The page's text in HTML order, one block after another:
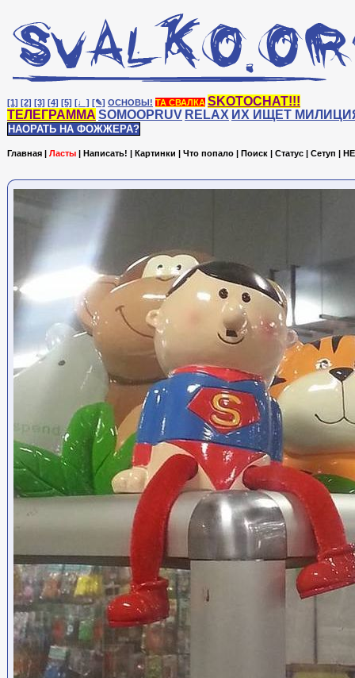
[1] [2] [3] [4] [5] [♩] [✎] ОСНОВЫ! ТА СВАЛКА SKOTOCHAT!!!
ТЕЛЕГРАММА SOMOOPRUV RELAX ИХ ИЩЕТ
НАОРАТЬ НА ФОЖЖЕРА?
Главная | Ласты | Написать! | Картинки | Что попало | Поиск | Статус | Сетуп |